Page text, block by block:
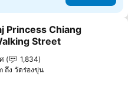
ในรายการโปรด
Princess Chiang
Street
1,834
ถึง วัดร่องขุ่น